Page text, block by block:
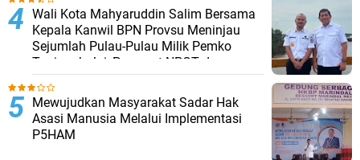
Wali Kota Mahyaruddin Salim Bersama
Kepala Kanwil BPN Provsu Meninjau
Sejumlah Pulau-Pulau Milik Pemko
Tanjungbalai, Percepat NPGT dan
Sertifikasi Aset
Mewujudkan Masyarakat Sadar Hak
Asasi Manusia Melalui Implementasi
P5HAM